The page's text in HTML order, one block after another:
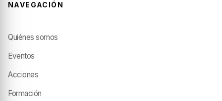
NAVEGACIÓN
Quiénes somos
Eventos
Acciones
Formación